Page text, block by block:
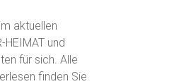
aktuellen
HEIMAT und
für sich. Alle
finden Sie